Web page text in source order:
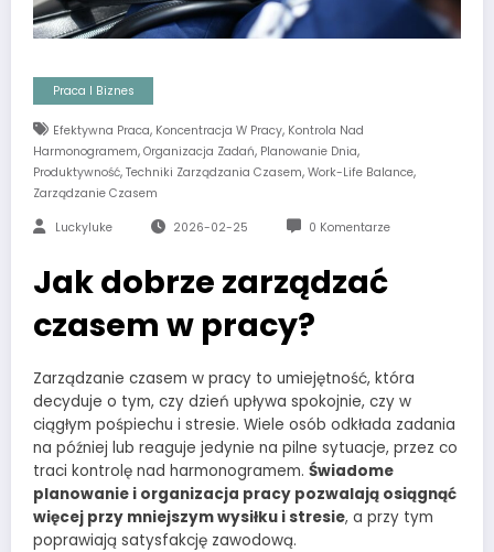
Praca I Biznes
Efektywna Praca, Koncentracja W Pracy, Kontrola Nad
Harmonogramem, Organizacja Zadań, Planowanie Dnia,
Produktywność, Techniki Zarządzania Czasem, Work-Life Balance,
Zarządzanie Czasem
Luckyluke 2026-02-25 0 Komentarze
Jak dobrze zarządzać
czasem w pracy?
Zarządzanie czasem w pracy to umiejętność, która
decyduje o tym, czy dzień upływa spokojnie, czy w
ciągłym pośpiechu i stresie. Wiele osób odkłada zadania
na później lub reaguje jedynie na pilne sytuacje, przez co
traci kontrolę nad harmonogramem. Świadome
planowanie i organizacja pracy pozwalają osiągnąć
więcej przy mniejszym wysiłku i stresie, a przy tym
poprawiają satysfakcję zawodową.